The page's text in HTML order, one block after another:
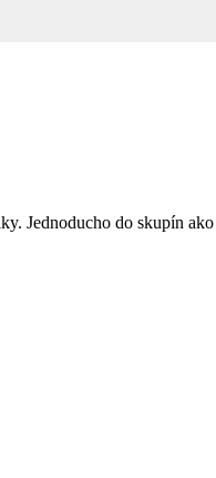
Jednoducho do skupín ako